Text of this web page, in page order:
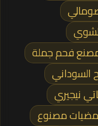
فحم جملة
السوداني
نيجيري
مصنوع